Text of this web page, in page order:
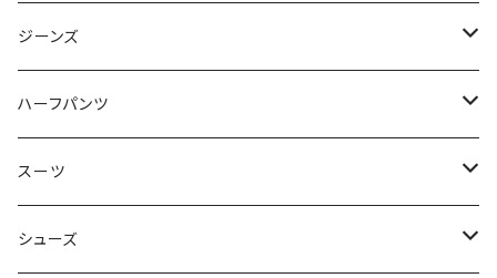
50/XL～
48/L
50/XL～
46/M
48/L
50/XL～
～44/S
46/M
48/L
50/XL～
ジーンズ
～44/S
46/M
48/L
ハーフパンツ
～44/S
46/M
スーツ
～44/S
シューズ